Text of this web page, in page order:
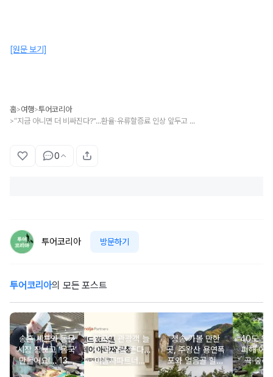
[원문 보기]
홈>여행>투어코리아
> “지금 아니면 더 비싸진다?"...환율·유류할증료 인상 앞두고 여행업계 할인 경쟁
0
투어코리아 방문하기
투어코리아의 모든 포스트
송훈 셰프와 동문
시장 장보고 ‘몸국’
만들어요!… 13일
‘제주미행’ 특별회
외국인 관광객 늘
자 ‘호스텔’ 뜬다…
야놀자파트너스,
‘스테이 아리재’ 4
청송 가볼 만한
곳, 주왕산 용연폭
포와 얼음골 힐링
코스
40도 웃
피해 어
곡·숲·
떠나는